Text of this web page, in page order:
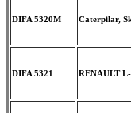
DIFA 5320M Caterpilar,
DIFA 5321 RENAULT